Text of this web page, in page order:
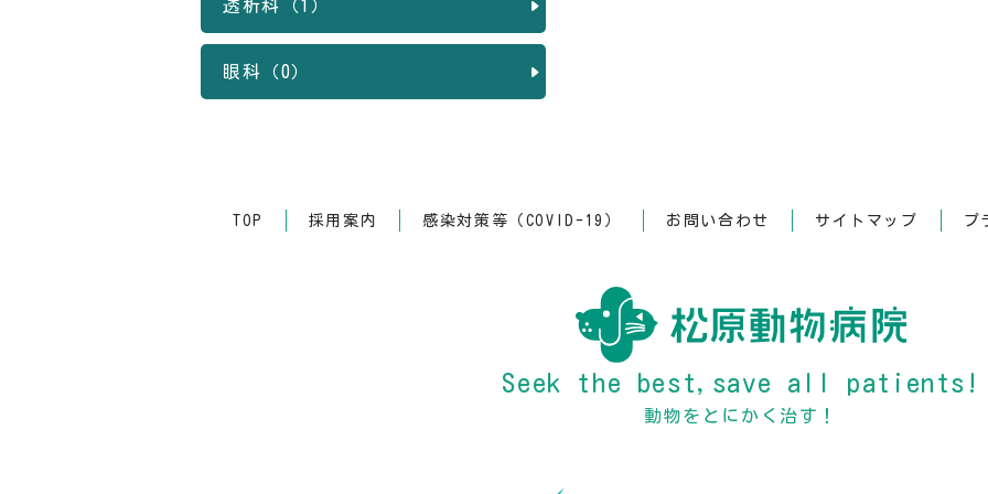
透析科（1）
眼科（0）
TOP 採用案内 感染対策等（COVID-19） お問い合わせ サイトマップ プ
Seek the best,save all patients!
動物をとにかく治す！